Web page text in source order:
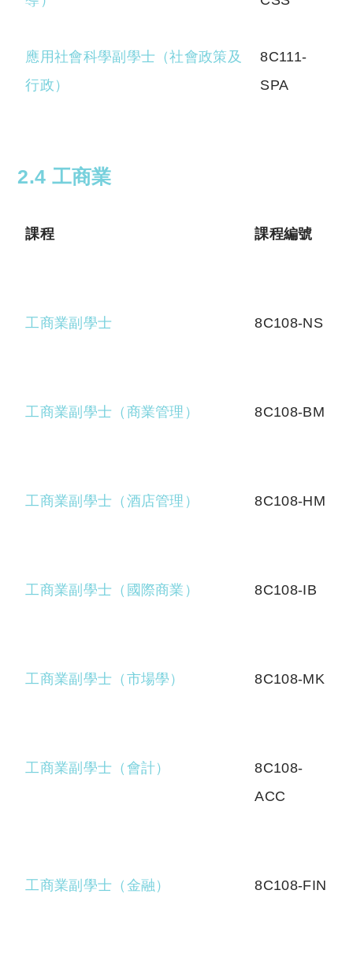
應用社會科學副學士（社會政策及
行政）
8C111-
SPA
2.4 工商業
課程 課程編號
工商業副學士 8C108-NS
工商業副學士（商業管理） 8C108-BM
工商業副學士（酒店管理） 8C108-HM
工商業副學士（國際商業） 8C108-IB
工商業副學士（市場學） 8C108-MK
工商業副學士（會計）
8C108-
ACC
工商業副學士（金融） 8C108-FIN